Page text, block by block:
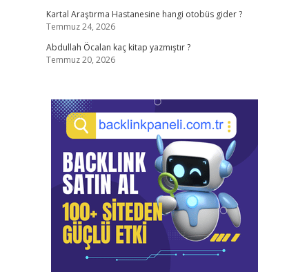
Kartal Araştırma Hastanesine hangi otobüs gider ?
Temmuz 24, 2026
Abdullah Öcalan kaç kitap yazmıştır ?
Temmuz 20, 2026